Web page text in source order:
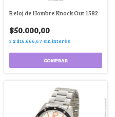
Reloj de Hombre Knock Out 1582
$50.000,00
3 x$16.666,67 sin interés
COMPRAR